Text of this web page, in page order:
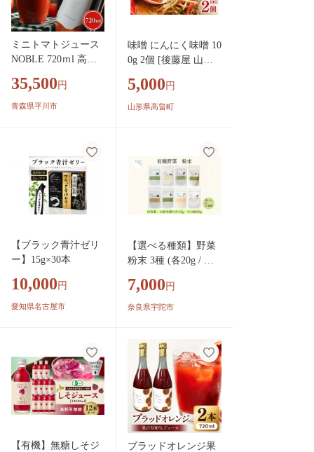
料 】 BRTH004
北海道 平取町 送料無
ミニトマトジュース
NOBLE 720ｍl 高品
ュース 野菜 ジュー
ス 野菜飲料【hi-0070
35,500 円
青森県平川市
味噌 にんにく味噌 10
0g 2個 [後藤屋 山形
011] ふるさと納税 み
そ にんにく ニンニク
5,000 円
山形県高畠町
【ブラック青汁ゼリ
ー】15g×30本
10,000 円
愛知県名古屋市
【選べる種類】野菜
粉末 3種 (各20g / 当
ネスフーズ UDA 無
添加 無農薬 有機栽培
じん よもぎ 南瓜 ゆ
ず 当帰 奈良県 宇陀
市 ふるさと納税
7,000 円
奈良県宇陀市
【有機】無糖しそジ
ブラッドオレンジ果